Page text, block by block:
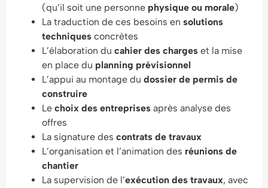
(qu’il soit une personne physique ou morale)
La traduction de ces besoins en solutions
techniques concrètes
L’élaboration du cahier des charges et la mise
en place du planning prévisionnel
L’appui au montage du dossier de permis de
construire
Le choix des entreprises après analyse des
offres
La signature des contrats de travaux
L’organisation et l’animation des réunions de
chantier
La supervision de l’exécution des travaux, avec